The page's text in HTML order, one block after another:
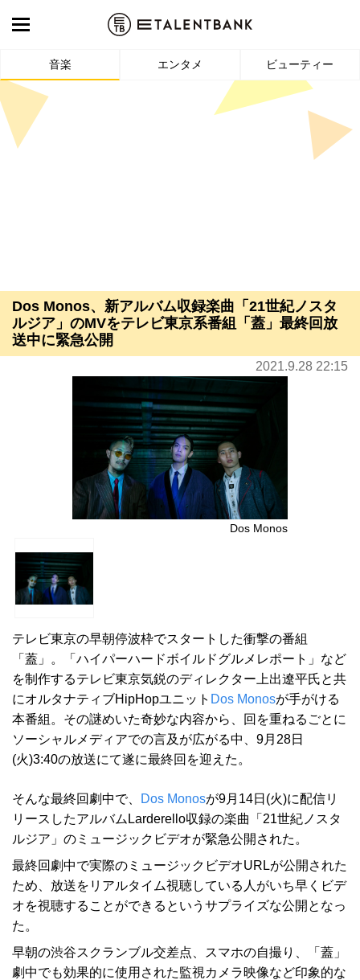
音楽 エンタメ ビューティー
Dos Monos、新アルバム収録楽曲「21世紀ノスタ
ルジア」のMVをテレビ東京系番組「蓋」最終回放
送中に緊急公開
2021.9.28 22:15
Dos Monos
テレビ東京の早朝停波枠でスタートした衝撃の番組
「蓋」。「ハイパーハードボイルドグルメレポート」など
を制作するテレビ東京気鋭のディレクター上出遼平氏と共
にオルタナティブHipHopユニット Dos Monosが手がける
本番組。その謎めいた奇妙な内容から、回を重ねるごとに
ソーシャルメディアでの言及が広がる中、9月28日
(火)3:40の放送にて遂に最終回を迎えた。
そんな最終回劇中で、 Dos Monosが9月14日(火)に配信リ
リースしたアルバムLarderello収録の楽曲「21世紀ノスタ
ルジア」のミュージックビデオが緊急公開された。
最終回劇中で実際のミュージックビデオURLが公開された
ため、放送をリアルタイム視聴している人がいち早くビデ
オを視聴することができるというサプライズな公開となっ
た。
早朝の渋谷スクランブル交差点、スマホの自撮り、「蓋」
劇中でも効果的に使用された監視カメラ映像など印象的な